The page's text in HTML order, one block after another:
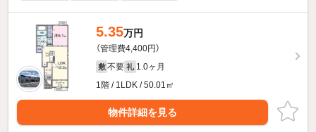
5.35万円
（管理費4,400円）
敷 不要 礼 1.0ヶ月
1階 / 1LDK / 50.01㎡
物件詳細を見る